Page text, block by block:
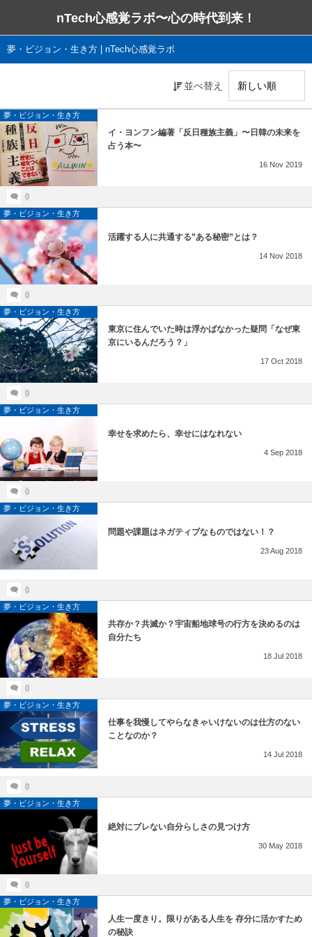
nTech心感覚ラボ〜心の時代到来！
夢・ビジョン・生き方 | nTech心感覚ラボ
並べ替え
夢・ビジョン・生き方
イ・ヨンフン編著「反日種族主義」〜日韓の未来を
占う本〜
16 Nov 2019
0
夢・ビジョン・生き方
活躍する人に共通する”ある秘密”とは？
14 Nov 2018
0
夢・ビジョン・生き方
東京に住んでいた時は浮かばなかった疑問「なぜ東
京にいるんだろう？」
17 Oct 2018
0
夢・ビジョン・生き方
幸せを求めたら、幸せにはなれない
4 Sep 2018
0
夢・ビジョン・生き方
問題や課題はネガティブなものではない！？
23Aug 2018
0
夢・ビジョン・生き方
共存か？共滅か？宇宙船地球号の行方を決めるのは
自分たち
18 Jul 2018
0
夢・ビジョン・生き方
仕事を我慢してやらなきゃいけないのは仕方のない
ことなのか？
14 Jul 2018
0
夢・ビジョン・生き方
絶対にブレない自分らしさの見つけ方
30 May 2018
0
夢・ビジョン・生き方
人生一度きり。限りがある人生を 存分に活かすため
の秘訣